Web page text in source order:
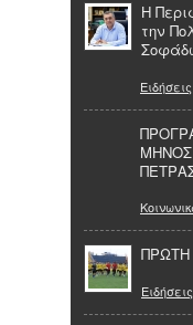
Η
την
Ειδήσεις
ΠΡΩΤΗ
Ειδήσεις